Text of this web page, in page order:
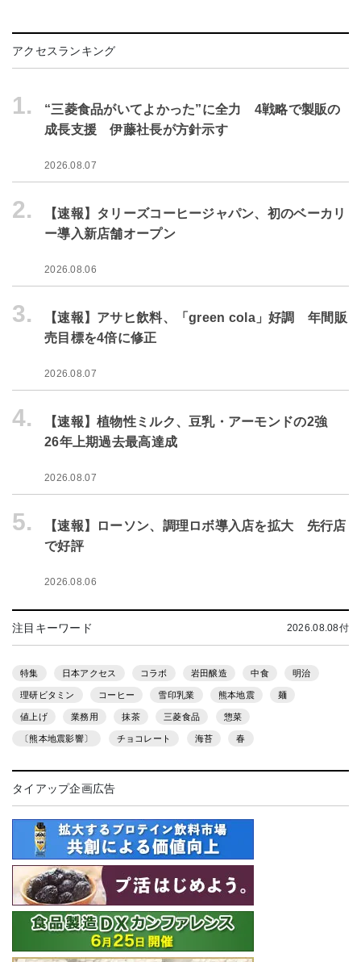
アクセスランキング
1.
“三菱食品がいてよかった”に全力 4戦略で製販の
成長支援 伊藤社長が方針示す
2026.08.07
2.
【速報】タリーズコーヒージャパン、初のベーカリ
ー導入新店舗オープン
2026.08.06
3.
【速報】アサヒ飲料、「green cola」好調 年間販
売目標を4倍に修正
2026.08.07
4.
【速報】植物性ミルク、豆乳・アーモンドの2強
26年上期過去最高達成
2026.08.07
5.
【速報】ローソン、調理ロボ導入店を拡大 先行店
で好評
2026.08.06
注目キーワード 2026.08.08付
特集 日本アクセス コラボ 岩田醸造 中食 明治
理研ビタミン コーヒー 雪印乳業 熊本地震 麺
値上げ 業務用 抹茶 三菱食品 惣菜
〔熊本地震影響〕 チョコレート 海苔 春
タイアップ企画広告